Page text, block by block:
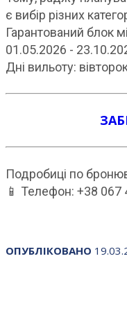
є вибір різних
Гарантований блок
01.05.2026 -
Дні вильоту:
Подробиці по
📱 Телефон: +38
ОПУБЛІКОВАНО